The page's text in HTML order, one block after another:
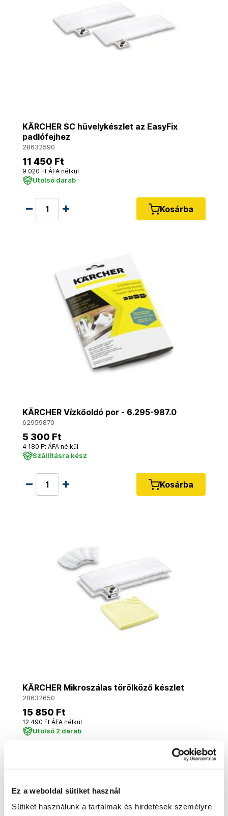
Ez a weboldal sütiket használ
Sütiket használunk a tartalmak és hirdetések személyre
KÄRCHER SC hüvelykészlet az EasyFix
padlófejhez
28632590
11 450 Ft
9 020 Ft ÁFA nélkül
Utolsó darab
Kosárba
KÄRCHER Vízkőoldó por - 6.295-987.0
62959870
5 300 Ft
4 180 Ft ÁFA nélkül
Szállításra kész
Kosárba
KÄRCHER Mikroszálas törölköző készlet
28632650
15 850 Ft
12 490 Ft ÁFA nélkül
Utolsó 2 darab
Kosárba